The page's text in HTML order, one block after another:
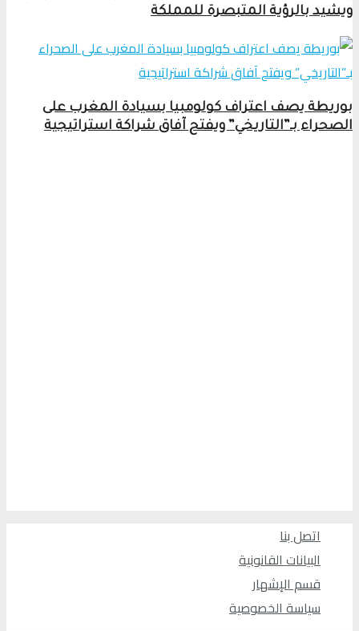
ويشيد بالرؤية المتبصرة للمملكة
بوريطة يصف اعتراف كولومبيا بسيادة المغرب على
الصحراء بـ”التاريخي” ويفتح آفاق شراكة استراتيجية
اتصل بنا
البيانات القانونية
قسم الإشهار
سياسة الخصوصية